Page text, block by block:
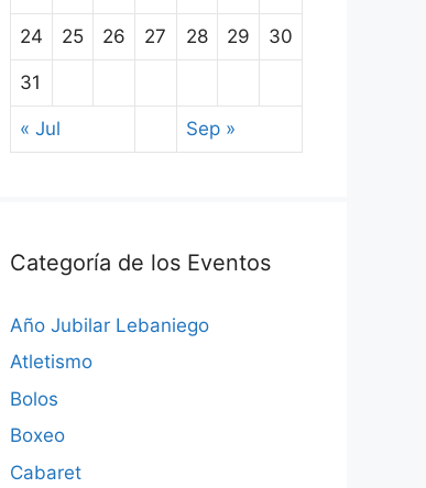
24 25 26 27 28 29 30
31
« Jul Sep »
Categoría de los Eventos
Año Jubilar Lebaniego
Atletismo
Bolos
Boxeo
Cabaret